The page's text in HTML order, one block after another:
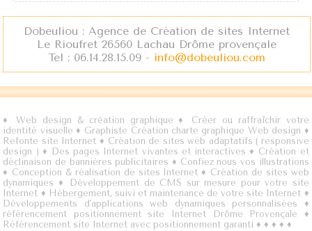
Dobeuliou : Agence de Création de sites Internet
Le Rioufret 26560 Lachau Drôme provençale
Tel : 06.14.28.15.09 - info@dobeuliou.com
♦Web design & création graphique ♦ Créer ou raffraîchir votre
identité visuelle ♦ Graphiste Création charte graphique Web design ♦
Refonte site Internet ♦ Création de sites web adaptatifs ( responsive
design ) ♦ Des pages Internet vivantes et interactives♦ Création et
déclinaison de bannières publicitaires ♦ Confiez nous vos illustrations
♦ Conception & réalisation de sites Internet ♦ Création de sites web
dynamiques ♦
Développement de CMS sur mesure pour votre site
Internet ♦ Hébergement, suivi et maintenance de votre site Internet ♦
Développements d'applications web dynamiques personnalisées ♦
référencement positionnement site Internet Drôme Provençale ♦
Référencement site Internet avec positionnement garanti ♦♦♦♦♦